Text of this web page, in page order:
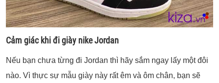
Cảm giác khi đi giày nike Jordan
Nếu bạn chưa từng đi Jordan thì hãy sắm ngay lấy một đôi
nào. Vì thực sự mẫu giày này rất êm và ôm chân, bạn sẽ